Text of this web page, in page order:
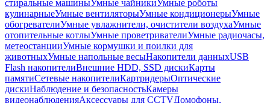
стиральные машиныУмные чайникиУмные роботы
кулинарныеУмные вентиляторыУмные кондиционерыУмные
обогревателиУмные увлажнители, очистители воздухаУмные
отопительные котлыУмные проветривателиУмные радиочасы,
метеостанцииУмные кормушки и поилки для
животныхУмные напольные весыНакопители данныхUSB
Flash накопителиВнешние HDD, SSD дискиКарты
памятиСетевые накопителиКартридерыОптические
дискиНаблюдение и безопасностьКамеры
видеонаблюденияАксессуары для CCTVДомофоны,